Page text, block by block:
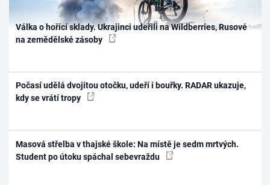
Válka o hořící sklady. Ukrajinci udeřili na Wildberries, Rusové
na zemědělské zásoby
Počasí udělá dvojitou otočku, udeří i bouřky. RADAR ukazuje,
kdy se vrátí tropy
Masová střelba v thajské škole: Na místě je sedm mrtvých.
Student po útoku spáchal sebevraždu